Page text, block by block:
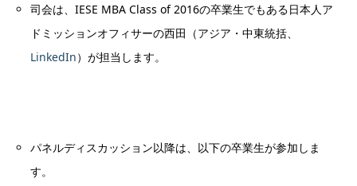
司会は、IESE MBA Class of 2016の卒業生でもある日本人ア
ドミッションオフィサーの西田（アジア・中東統括、
LinkedIn）が担当します。
パネルディスカッション以降は、以下の卒業生が参加しま
す。